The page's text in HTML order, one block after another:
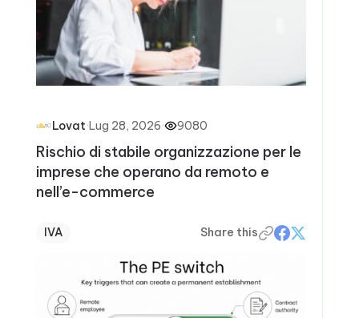
Lovat·Lug 28, 2026· 9080
Rischio di stabile organizzazione per le
imprese che operano da remoto e
nell’e-commerce
IVA Share this